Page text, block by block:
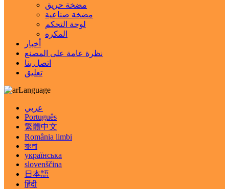
مضخة حريق
مضخة صناعية
لوحة التحكم
المكره
أخبار
نظرة عامة على المصنع
اتصل بنا
تعليق
Language
عربي
Português
繁體中文
România limbi
বাংলা
українська
slovenščina
日本語
हिंदी